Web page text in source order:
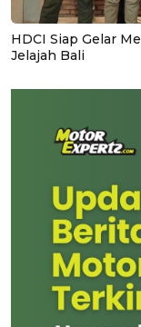
HDCI Siap Gelar
Jelajah Bali